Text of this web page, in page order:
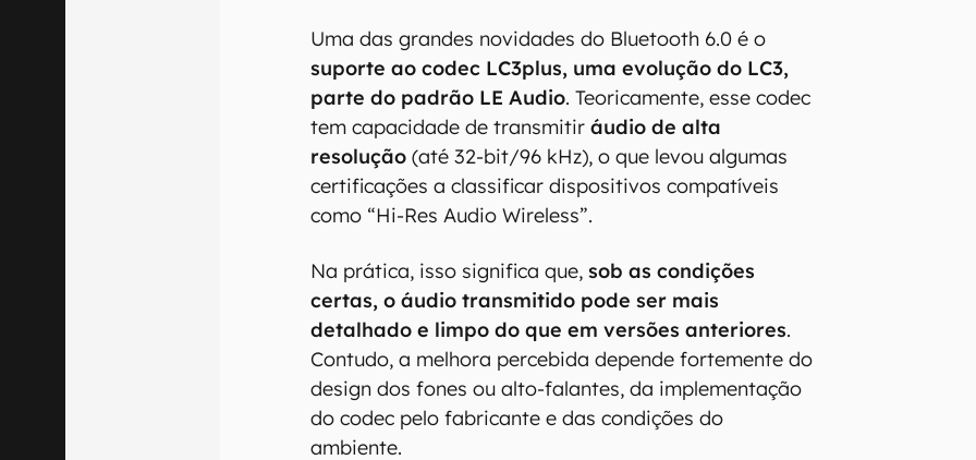
Uma das grandes novidades do Bluetooth 6.0 é o
suporte ao codec LC3plus, uma evolução do LC3,
parte do padrão LE Audio. Teoricamente, esse codec
tem capacidade de transmitiráudio de alta
resolução (até 32-bit/96 kHz), o que levou algumas
certificações a classificar dispositivos compatíveis
como “Hi-Res Audio Wireless”.
Na prática, isso significa que,sob as condições
certas, o áudio transmitido pode ser mais
detalhado e limpo do que em versões anteriores.
Contudo, a melhora percebida depende fortemente do
design dos fones ou alto-falantes, da implementação
do codec pelo fabricante e das condições do
ambiente.